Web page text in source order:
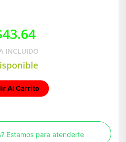
43.64
INCLUIDO
Al Carrito
Estamos para atenderte